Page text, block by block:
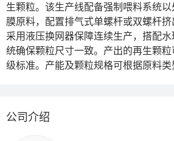
生颗粒。该生产线配备强制喂料系统
膜原料，配置排气式单螺杆或双螺杆挤
采用液压换网器保障连续生产，搭配
统确保颗粒尺寸一致。产出的再生颗
级标准。产能及颗粒规格可根据原料类
公司介绍